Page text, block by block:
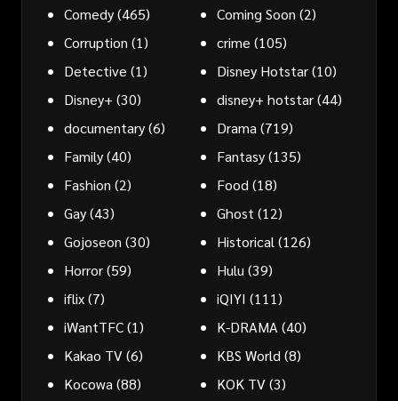
Comedy(465) Coming Soon (2)
Corruption (1) crime (105)
Detective (1) Disney Hotstar(10)
Disney+ (30) disney+ hotstar(44)
documentary(6) Drama (719)
Family(40) Fantasy(135)
Fashion (2) Food (18)
Gay(43) Ghost (12)
Gojoseon (30) Historical (126)
Horror(59) Hulu (39)
iflix(7) iQIYI (111)
iWantTFC(1) K-DRAMA (40)
Kakao TV(6) KBS World (8)
Kocowa (88) KOK TV(3)